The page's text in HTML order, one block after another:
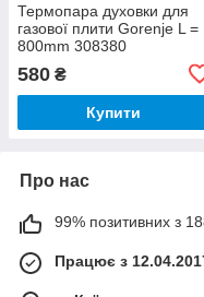
Термопара духовки для
газової плити Gorenje L =
800mm 308380
580 ₴
Купити
Про нас
99% позитивних з
Працює з